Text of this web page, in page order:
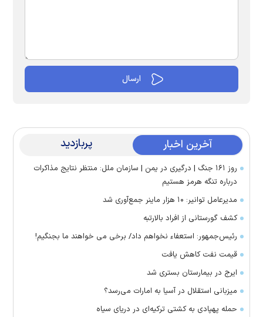
آخرین اخبار پربازدید
روز ۱۶۱ جنگ | درگیری در یمن | سازمان ملل: منتظر نتایج مذاکرات
درباره تنگه هرمز هستیم
مدیرعامل توانیر: ۱۰ هزار ماینر جمع‌آوری شد
کشف گورستانی از افراد بالارتبه
رئیس‌جمهور: استعفاء نخواهم داد/ برخی می خواهند ما بجنگیم!
قیمت نفت کاهش یافت
ایرج در بیمارستان بستری شد
میزبانی استقلال در آسیا به امارات می‌رسد؟
حمله پهپادی به کشتی ترکیه‌ای در دریای سیاه